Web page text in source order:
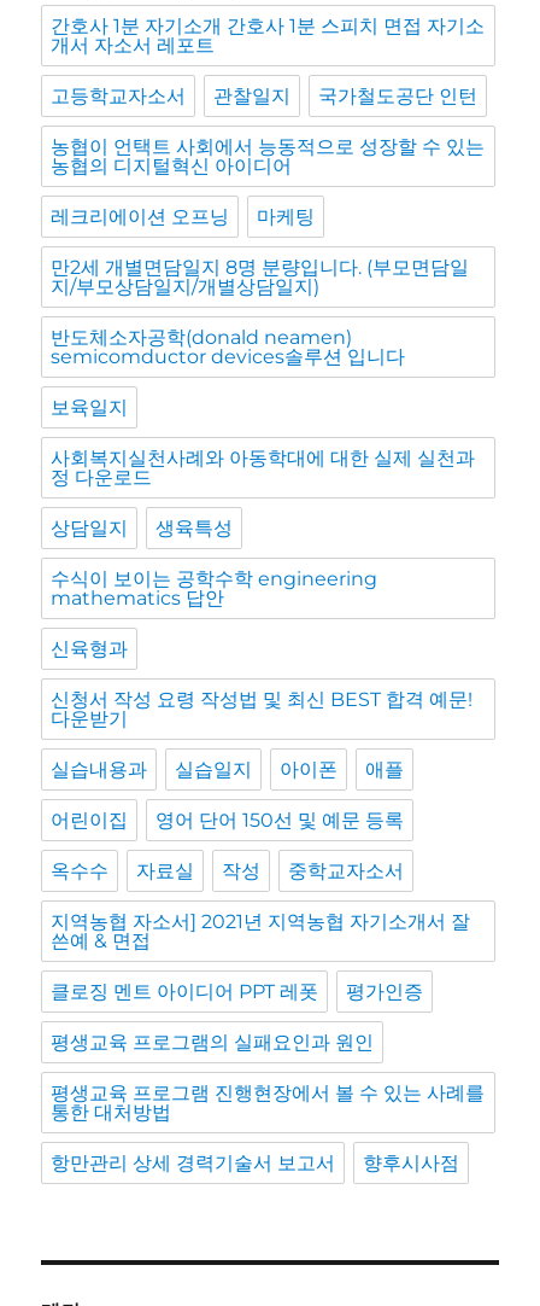
간호사 1분 자기소개 간호사 1분 스피치 면접 자기소
개서 자소서 레포트
고등학교자소서 관찰일지 국가철도공단 인턴
농협이 언택트 사회에서 능동적으로 성장할 수 있는
농협의 디지털혁신 아이디어
레크리에이션 오프닝 마케팅
만2세 개별면담일지 8명 분량입니다. (부모면담일
지/부모상담일지/개별상담일지)
반도체소자공학(donald neamen)
semicomductor devices솔루션 입니다
보육일지
사회복지실천사례와 아동학대에 대한 실제 실천과
정 다운로드
상담일지 생육특성
수식이 보이는 공학수학 engineering
mathematics 답안
신육형과
신청서 작성 요령 작성법 및 최신 BEST 합격 예문!
다운받기
실습내용과 실습일지 아이폰 애플
어린이집 영어 단어 150선 및 예문 등록
옥수수 자료실 작성 중학교자소서
지역농협 자소서] 2021년 지역농협 자기소개서 잘
쓴예 & 면접
클로징 멘트 아이디어 PPT 레폿 평가인증
평생교육 프로그램의 실패요인과 원인
평생교육 프로그램 진행현장에서 볼 수 있는 사례를
통한 대처방법
항만관리 상세 경력기술서 보고서 향후시사점